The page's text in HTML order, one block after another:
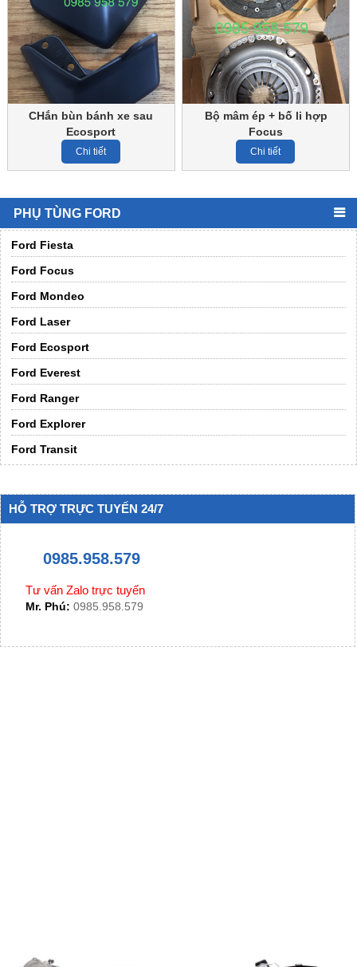
CHắn bùn bánh xe sau
Ecosport
Chi tiết
Bộ mâm ép + bố li hợp
Focus
Chi tiết
Mã số:[code]
[brief]
Màu sắc:
[color4]
Kích cỡ:
Số lượng:
[instock status]
[@order_button]
So sánh
PHỤ TÙNG FORD
Ford Fiesta
Ford Focus
Ford Mondeo
Ford Laser
Ford Ecosport
Ford Everest
Ford Ranger
Ford Explorer
Ford Transit
HỖ TRỢ TRỰC TUYẾN 24/7
0985.958.579
Tư vấn Zalo trực tuyến
Mr. Phú: 0985.958.579